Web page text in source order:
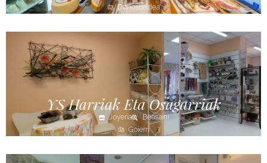
Donostialdea
YS Harriak Eta Osagarriak
Joyería
Beasaini
Goierri